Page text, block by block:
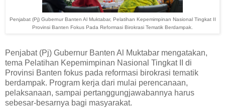
Penjabat (Pj) Gubernur Banten Al Muktabar, Pelatihan Kepemimpinan Nasional Tingkat II
Provinsi Banten Fokus Pada Reformasi Birokrasi Tematik Berdampak.
Penjabat (Pj) Gubernur Banten Al Muktabar mengatakan,
tema Pelatihan Kepemimpinan Nasional Tingkat II di
Provinsi Banten fokus pada reformasi birokrasi tematik
berdampak. Program kerja dari mulai perencanaan,
pelaksanaan, sampai pertanggungjawabannya harus
sebesar-besarnya bagi masyarakat.